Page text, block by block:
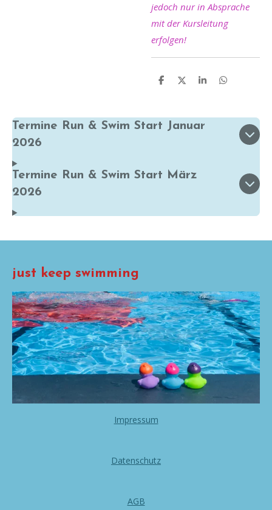
jedoch nur in Absprache
mit der Kursleitung
erfolgen!
T
e
n
T
e
n
T
e
n
T
e
Termine Run & Swim Start Januar
2026
Termine Run & Swim Start März
2026
just keep swimming
Impressum
Datenschutz
AGB